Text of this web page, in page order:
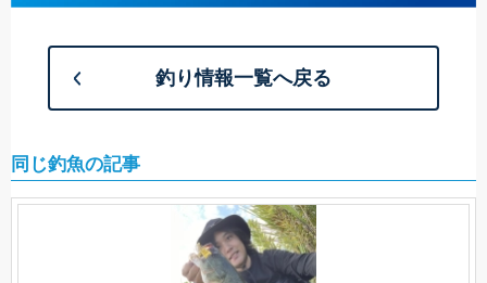
釣り情報一覧へ戻る
同じ釣魚の記事